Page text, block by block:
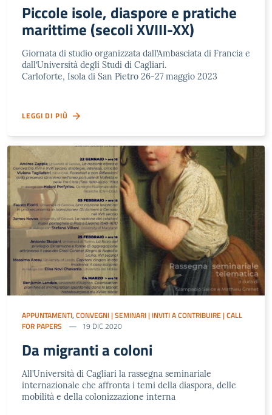
Piccole isole, diaspore e pratiche
marittime (secoli XVIII-XX)
Giornata di studio organizzata dall’Ambasciata di Francia e
dall’Università degli Studi di Cagliari.
Carloforte, Isola di San Pietro 26-27 maggio 2023
LEGGI DI PIÙ
APPUNTAMENTI, CONVEGNI | SEMINARI | INVITI A CONTRIBUIRE | CALL
FOR PAPERS
19 DIC 2020
Da migranti a coloni
All’Università di Cagliari la rassegna seminariale
internazionale che affronta i temi della diaspora, delle
mobilità e della colonizzazione interna